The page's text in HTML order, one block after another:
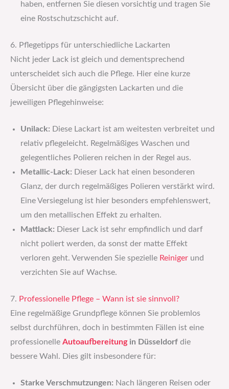
haben, entfernen Sie diesen vorsichtig und tragen Sie
eine Rostschutzschicht auf.
6. Pflegetipps für unterschiedliche Lackarten
Nicht jeder Lack ist gleich und dementsprechend
unterscheidet sich auch die Pflege. Hier eine kurze
Übersicht über die gängigsten Lackarten und die
jeweiligen Pflegehinweise:
Unilack: Diese Lackart ist am weitesten verbreitet und
relativ pflegeleicht. Regelmäßiges Waschen und
gelegentliches Polieren reichen in der Regel aus.
Metallic-Lack: Dieser Lack hat einen besonderen
Glanz, der durch regelmäßiges Polieren verstärkt wird.
Eine Versiegelung ist hier besonders empfehlenswert,
um den metallischen Effekt zu erhalten.
Mattlack: Dieser Lack ist sehr empfindlich und darf
nicht poliert werden, da sonst der matte Effekt
verloren geht. Verwenden Sie spezielle Reiniger und
verzichten Sie auf Wachse.
7. Professionelle Pflege – Wann ist sie sinnvoll?
Eine regelmäßige Grundpflege können Sie problemlos
selbst durchführen, doch in bestimmten Fällen ist eine
professionelle Autoaufbereitungin Düsseldorf die
bessere Wahl. Dies gilt insbesondere für:
Starke Verschmutzungen: Nach längeren Reisen oder